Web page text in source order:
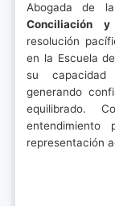
Abogada de
Conciliación
resolución
en la Escuela
su capacidad
generando
equilibrado.
representación